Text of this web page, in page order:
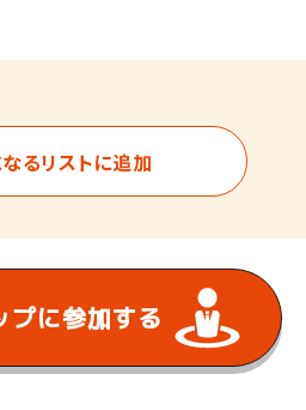
るリストに追加
プに参加する